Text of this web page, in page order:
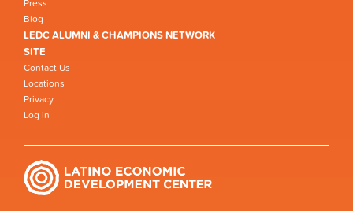
Press
Blog
LEDC ALUMNI & CHAMPIONS NETWORK
SITE
Contact Us
Locations
Privacy
Log in